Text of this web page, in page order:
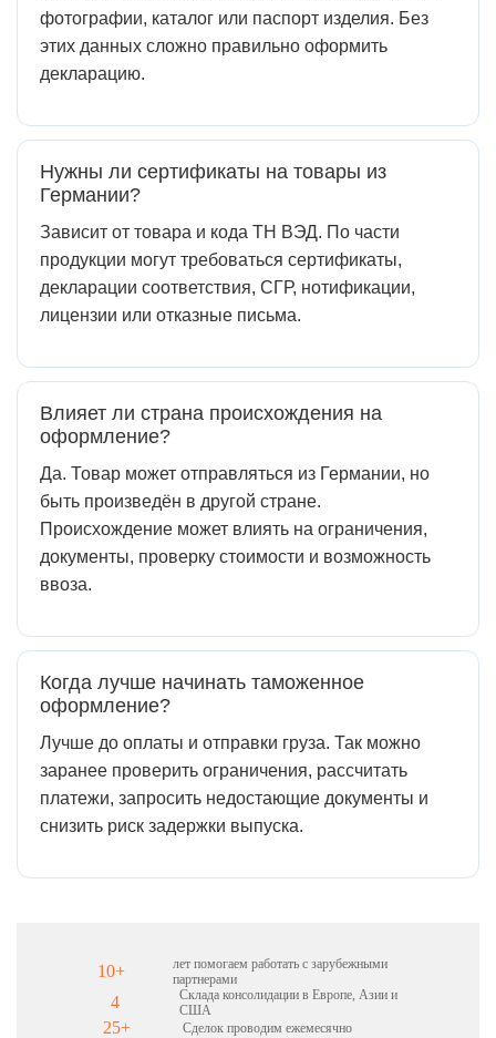
фотографии, каталог или паспорт изделия. Без
этих данных сложно правильно оформить
декларацию.
Нужны ли сертификаты на товары из
Германии?
Зависит от товара и кода ТН ВЭД. По части
продукции могут требоваться сертификаты,
декларации соответствия, СГР, нотификации,
лицензии или отказные письма.
Влияет ли страна происхождения на
оформление?
Да. Товар может отправляться из Германии, но
быть произведён в другой стране.
Происхождение может влиять на ограничения,
документы, проверку стоимости и возможность
ввоза.
Когда лучше начинать таможенное
оформление?
Лучше до оплаты и отправки груза. Так можно
заранее проверить ограничения, рассчитать
платежи, запросить недостающие документы и
снизить риск задержки выпуска.
10+
лет помогаем работать с зарубежными
партнерами
4
Склада консолидации в Европе, Азии и
США
25+ Сделок проводим ежемесячно